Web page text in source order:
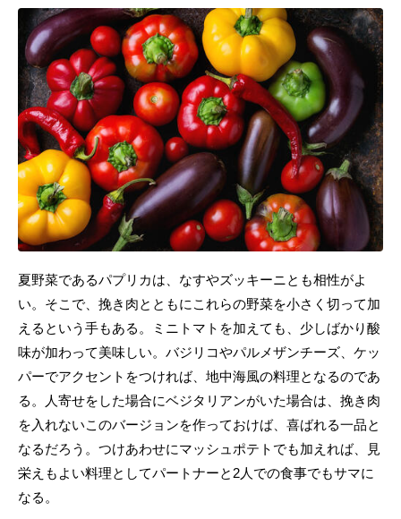
夏野菜であるパプリカは、なすやズッキーニとも相性がよ
い。そこで、挽き肉とともにこれらの野菜を小さく切って加
えるという手もある。ミニトマトを加えても、少しばかり酸
味が加わって美味しい。バジリコやパルメザンチーズ、ケッ
パーでアクセントをつければ、地中海風の料理となるのであ
る。人寄せをした場合にベジタリアンがいた場合は、挽き肉
を入れないこのバージョンを作っておけば、喜ばれる一品と
なるだろう。つけあわせにマッシュポテトでも加えれば、見
栄えもよい料理としてパートナーと2人での食事でもサマに
なる。